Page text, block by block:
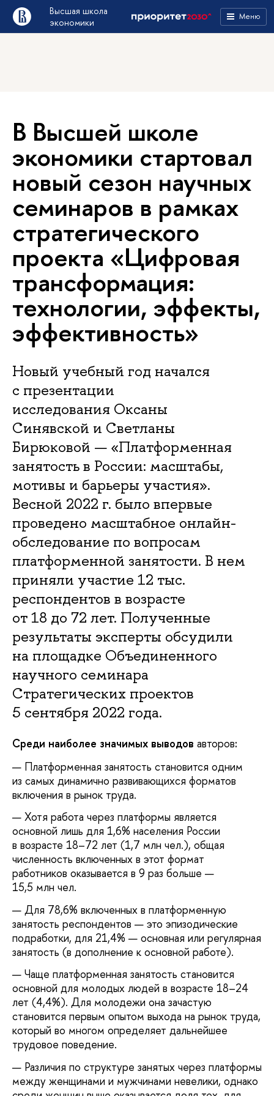
Высшая школа
экономики
Меню
В Высшей школе
экономики стартовал
новый сезон научных
семинаров в рамках
стратегического
проекта «Цифровая
трансформация:
технологии, эффекты,
эффективность»
Новый учебный год начался
с презентации
исследования Оксаны
Синявской и Светланы
Бирюковой — «Платформенная
занятость в России: масштабы,
мотивы и барьеры участия».
Весной 2022 г. было впервые
проведено масштабное онлайн-
обследование по вопросам
платформенной занятости. В нем
приняли участие 12 тыс.
респондентов в возрасте
от 18 до 72 лет. Полученные
результаты эксперты обсудили
на площадке Объединенного
научного семинара
Стратегических проектов
5 сентября 2022 года.
Среди наиболее значимых выводов авторов:
Платформенная занятость становится одним
из самых динамично развивающихся форматов
включения в рынок труда.
Хотя работа через платформы является
основной лишь для 1,6% населения России
в возрасте 18–72 лет (1,7 млн чел.), общая
численность включенных в этот формат
работников оказывается в 9 раз больше —
15,5 млн чел.
Для 78,6% включенных в платформенную
занятость респондентов — это эпизодические
подработки, для 21,4% — основная или регулярная
занятость (в дополнение к основной работе).
Чаще платформенная занятость становится
основной для молодых людей в возрасте 18–24
лет (4,4%). Для молодежи она зачастую
становится первым опытом выхода на рынок труда,
который во многом определяет дальнейшее
трудовое поведение.
Различия по структуре занятых через платформы
между женщинами и мужчинами невелики, однако